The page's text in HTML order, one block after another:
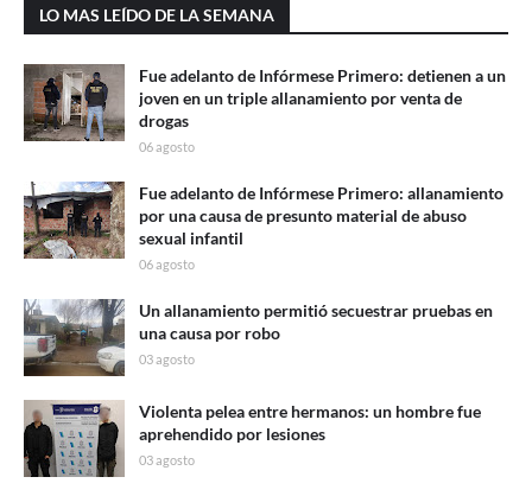
LO MAS LEÍDO DE LA SEMANA
Fue adelanto de Infórmese Primero: detienen a un
joven en un triple allanamiento por venta de
drogas
06 agosto
Fue adelanto de Infórmese Primero: allanamiento
por una causa de presunto material de abuso
sexual infantil
06 agosto
Un allanamiento permitió secuestrar pruebas en
una causa por robo
03 agosto
Violenta pelea entre hermanos: un hombre fue
aprehendido por lesiones
03 agosto